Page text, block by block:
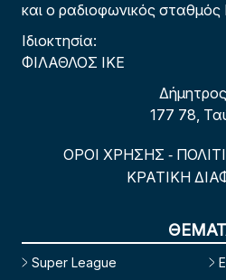
και ο ραδιοφωνικός σταθμός
Ιδιοκτησία:
ΦΙΛΑΘΛΟΣ ΙΚΕ
177 78,
ΟΡΟΙ ΧΡΗΣΗΣ -
ΚΡΑΤΙΚΗ
Super League